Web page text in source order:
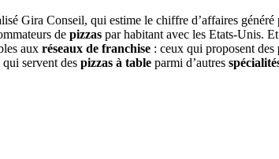
Gira Conseil, qui estime le chiffre d’affaires
de pizzas par habitant avec les Etats-Unis.
aux réseaux de franchise : ceux qui proposent des
servent des pizzas à table parmi d’autres